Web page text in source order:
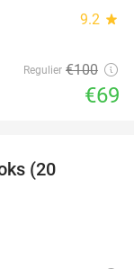
9.2 star
Regulier €100
€69
(20